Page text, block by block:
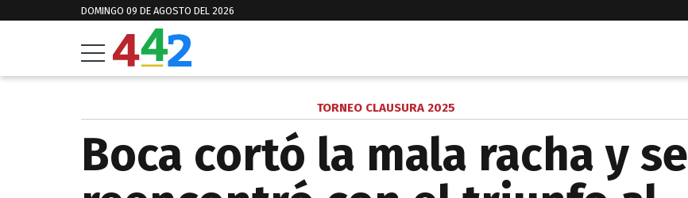
DOMINGO 09 DE AGOSTO DEL 2026
TORNEO CLAUSURA 2025
Boca cortó la mala racha y se